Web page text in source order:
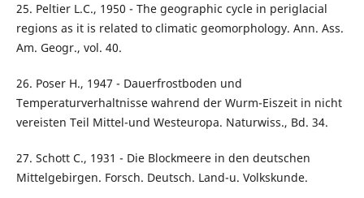
25. Peltier L.C., 1950 - The geographic cycle in periglacial
regions as it is related to climatic geomorphology. Ann. Ass.
Am. Geogr., vol. 40.
26. Poser H., 1947 - Dauerfrostboden und
Temperaturverhaltnisse wahrend der Wurm-Eiszeit in nicht
vereisten Teil Mittel-und Westeuropa. Naturwiss., Bd. 34.
27. Schott C., 1931 - Die Blockmeere in den deutschen
Mittelgebirgen. Forsch. Deutsch. Land-u. Volkskunde.